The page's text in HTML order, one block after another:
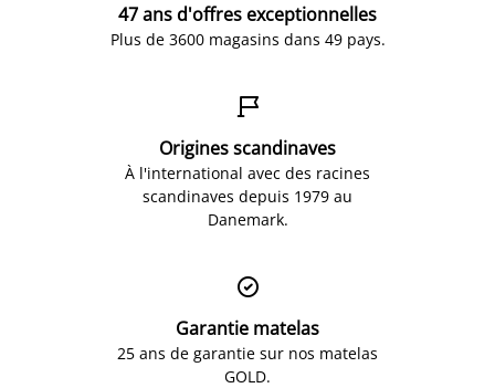
47 ans d'offres exceptionnelles
Plus de 3600 magasins dans 49 pays.

Origines scandinaves
À l'international avec des racines
scandinaves depuis 1979 au
Danemark.

Garantie matelas
25 ans de garantie sur nos matelas
GOLD.